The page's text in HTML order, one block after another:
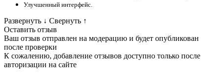
Улучшенный интерфейс.
Развернуть ↓ Свернуть ↑
Оставить отзыв
Ваш отзыв отправлен на модерацию и будет опубликован
после проверки
К сожалению, добавление отзывов доступно только после
авторизации на сайте